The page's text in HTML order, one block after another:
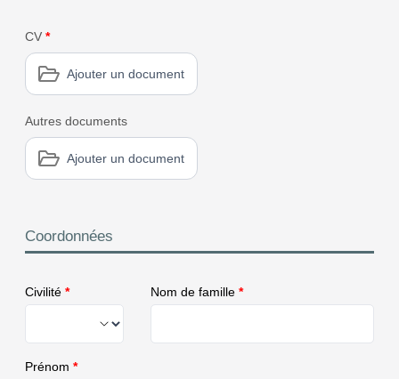
CV *
Ajouter un document
Autres documents
Ajouter un document
Coordonnées
Civilité * Nom de famille *
Prénom *